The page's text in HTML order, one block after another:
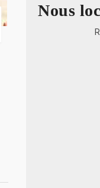
Nous